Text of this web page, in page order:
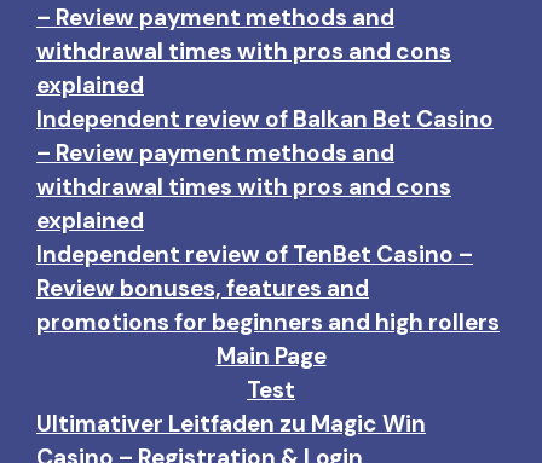
– Review payment methods and
withdrawal times with pros and cons
explained
Independent review of Balkan Bet Casino
– Review payment methods and
withdrawal times with pros and cons
explained
Independent review of TenBet Casino –
Review bonuses, features and
promotions for beginners and high rollers
Main Page
Test
Ultimativer Leitfaden zu Magic Win